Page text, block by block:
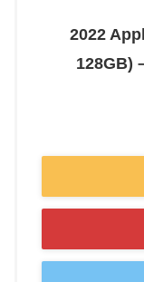
2022
128GB)